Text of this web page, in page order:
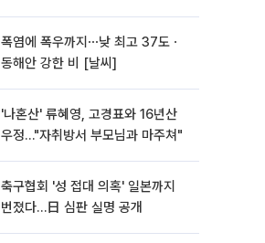
폭염에 폭우까지⋯낮 최고 37도ㆍ
동해안 강한 비 [날씨]
'나혼산' 류혜영, 고경표와 16년산
우정…"자취방서 부모님과 마주쳐"
축구협회 '성 접대 의혹' 일본까지
번졌다…日 심판 실명 공개